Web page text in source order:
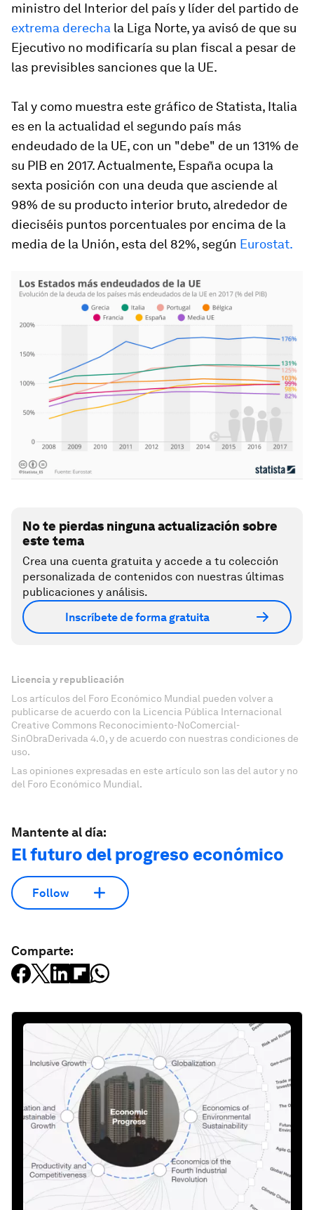
ministro del Interior del país y líder del partido de
extrema derecha la Liga Norte, ya avisó de que su
Ejecutivo no modificaría su plan fiscal a pesar de
las previsibles sanciones que la UE.
Tal y como muestra este gráfico de Statista, Italia
es en la actualidad el segundo país más
endeudado de la UE, con un "debe" de un 131% de
su PIB en 2017. Actualmente, España ocupa la
sexta posición con una deuda que asciende al
98% de su producto interior bruto, alrededor de
dieciséis puntos porcentuales por encima de la
media de la Unión, esta del 82%, según Eurostat.
No te pierdas ninguna actualización sobre
este tema
Crea una cuenta gratuita y accede a tu colección
personalizada de contenidos con nuestras últimas
publicaciones y análisis.
Inscríbete de forma gratuita
Licencia y republicación
Los artículos del Foro Económico Mundial pueden volver a
publicarse de acuerdo con la Licencia Pública Internacional
Creative Commons Reconocimiento-NoComercial-
SinObraDerivada 4.0, y de acuerdo con nuestras condiciones de
uso.
Las opiniones expresadas en este artículo son las del autor y no
del Foro Económico Mundial.
Mantente al día:
El futuro del progreso económico
Follow
Comparte: